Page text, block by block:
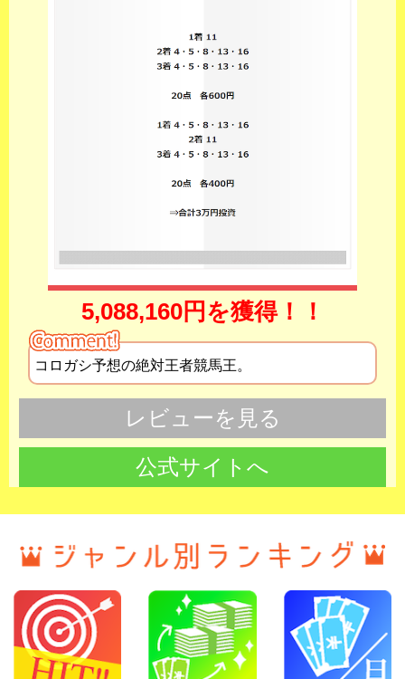
5,088,160円を獲得！！
コロガシ予想の絶対王者競馬王。
レビューを見る
公式サイトへ